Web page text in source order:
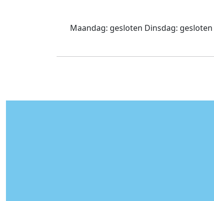
Maandag: gesloten Dinsdag: gesloten